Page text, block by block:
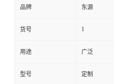
品牌 东源
货号 1
用途 广泛
型号 定制